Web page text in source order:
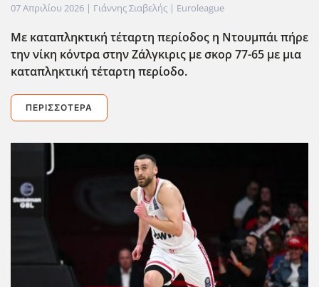
07 Απριλίου 2026 | Γιάννης Σιαβελής | Euroleague
Με καταπληκτική τέταρτη περίοδος η Ντουμπάι πήρε
την νίκη κόντρα στην Ζάλγκιρις με σκορ 77-65 με μια
καταπληκτική τέταρτη περίοδο.
ΠΕΡΙΣΣΌΤΕΡΑ